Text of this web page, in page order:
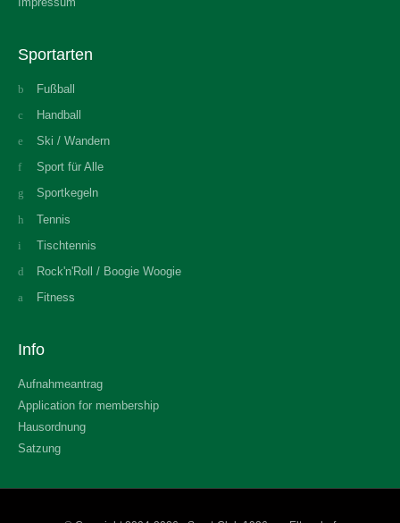
Sportarten
Fußball
Handball
Ski / Wandern
Sport für Alle
Sportkegeln
Tennis
Tischtennis
Rock'n'Roll / Boogie Woogie
Fitness
Info
Aufnahmeantrag
Application for membership
Hausordnung
Satzung